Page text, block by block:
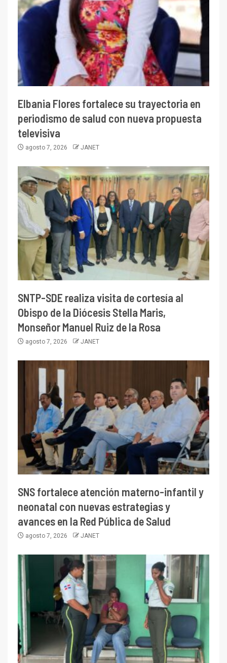
Elbania Flores fortalece su trayectoria en
periodismo de salud con nueva propuesta
televisiva
agosto 7, 2026 JANET
SNTP-SDE realiza visita de cortesía al
Obispo de la Diócesis Stella Maris,
Monseñor Manuel Ruiz de la Rosa
agosto 7, 2026 JANET
SNS fortalece atención materno-infantil y
neonatal con nuevas estrategias y
avances en la Red Pública de Salud
agosto 7, 2026 JANET